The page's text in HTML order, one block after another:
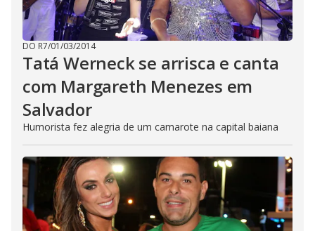
DO R7/01/03/2014
Tatá Werneck se arrisca e canta
com Margareth Menezes em
Salvador
Humorista fez alegria de um camarote na capital baiana